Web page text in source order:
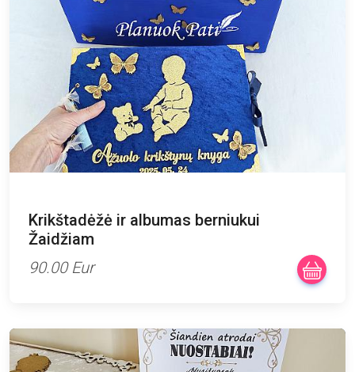
Krikštadėžė ir albumas berniukui
Žaidžiam
90.00 Eur